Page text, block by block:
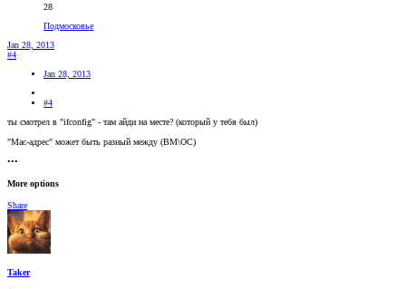
28
Подмосковье
Jan 28, 2013
#4
Jan 28, 2013
#4
ты смотрел в "ifconfig" - там айди на месте? (который у тебя был)
"Мас-адрес" может быть разный между (ВМ\ОС)
•••
More options
Share
Taker